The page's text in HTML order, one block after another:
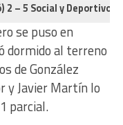
– 5 Social y Deportivo
se puso en
dormido al terreno
de González
y Javier Martín lo
parcial.